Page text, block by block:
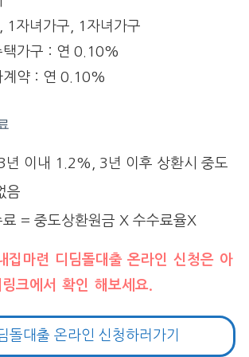
1자녀가구, 1자녀가구
택가구 : 연 0.10%
계약 : 연 0.10%
년 이내 1.2%, 3년 이후 상환시 중도
음
= 중도상환원금 X 수수료율X
집마련 디딤돌대출 온라인 신청은 아
링크에서 확인 해보세요.
돌대출 온라인 신청하러가기